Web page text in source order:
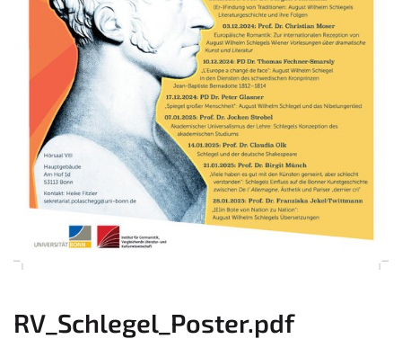
RV_Schlegel_Poster.pdf